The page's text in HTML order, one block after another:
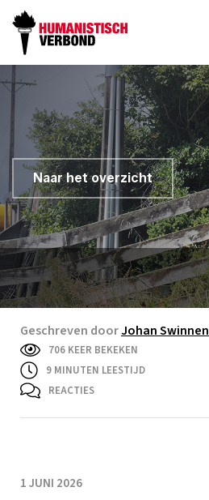
Naar het overzicht
Geschreven doorJohan Swinnen
706 KEER BEKEKEN
9 MINUTEN LEESTIJD
REACTIES
1 JUNI 2026